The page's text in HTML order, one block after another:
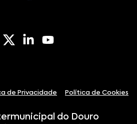
de Privacidade Política de Cookies
do Douro